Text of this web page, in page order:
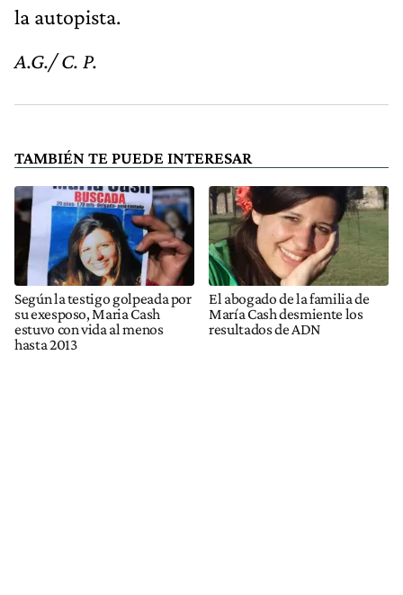
la autopista.
A.G./ C. P.
TAMBIÉN TE PUEDE INTERESAR
Según la testigo golpeada por
su exesposo, Maria Cash
estuvo con vida al menos
hasta 2013
El abogado de la familia de
María Cash desmiente los
resultados de ADN